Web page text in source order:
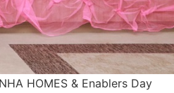
HOMES & Enablers Day